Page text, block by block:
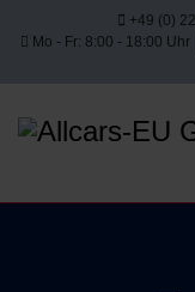
+49 (0)
Mo - Fr: 8:00 - 18:00